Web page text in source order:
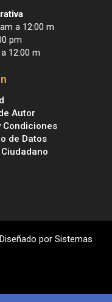
a 12:00 m
pm
12:00 m
Autor
Condiciones
de Datos
por Sistemas